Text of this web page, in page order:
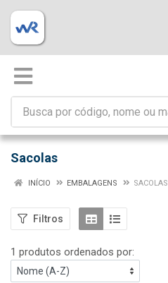
Sacolas
INÍCIO EMBALAGENS SACOLAS
Filtros
1 produtos ordenados por: